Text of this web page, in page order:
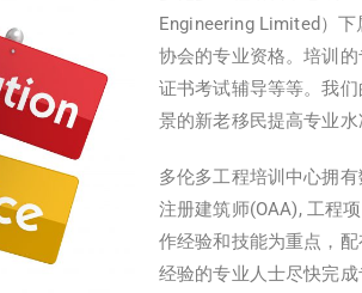
Engineering Limited）
协会的专业资格。培训
证书考试辅导等等。我
景的新老移民提高专业
多伦多工程培训中心拥
注册建筑师(OAA), 工程
作经验和技能为重点，
经验的专业人士尽快完